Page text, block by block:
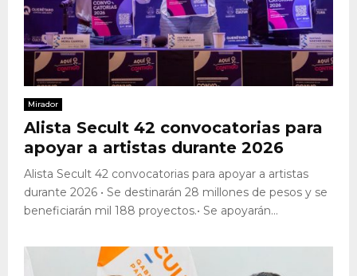
Mirador
Alista Secult 42 convocatorias para
apoyar a artistas durante 2026
Alista Secult 42 convocatorias para apoyar a artistas
durante 2026 • Se destinarán 28 millones de pesos y se
beneficiarán mil 188 proyectos.• Se apoyarán...